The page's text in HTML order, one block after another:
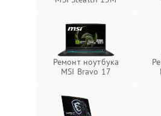
Ремонт ноутбука
MSI Bravo 17